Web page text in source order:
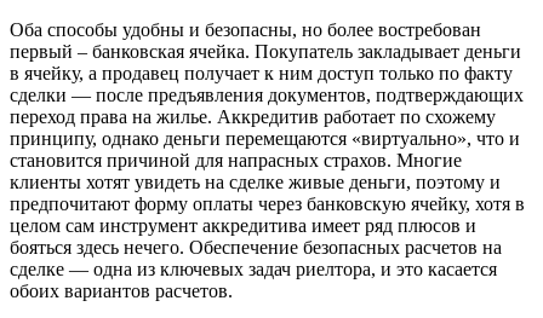
Оба способы удобны и безопасны, но более востребован
первый – банковская ячейка. Покупатель закладывает деньги
в ячейку, а продавец получает к ним доступ только по факту
сделки — после предъявления документов, подтверждающих
переход права на жилье. Аккредитив работает по схожему
принципу, однако деньги перемещаются «виртуально», что и
становится причиной для напрасных страхов. Многие
клиенты хотят увидеть на сделке живые деньги, поэтому и
предпочитают форму оплаты через банковскую ячейку, хотя в
целом сам инструмент аккредитива имеет ряд плюсов и
бояться здесь нечего. Обеспечение безопасных расчетов на
сделке — одна из ключевых задач риелтора, и это касается
обоих вариантов расчетов.